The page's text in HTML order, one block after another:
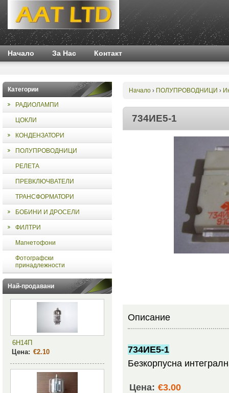
Начало За Нас Контакт
Категории
РАДИОЛАМПИ
ЦОКЛИ
КОНДЕНЗАТОРИ
ПОЛУПРОВОДНИЦИ
РЕЛЕТА
ПРЕВКЛЮЧВАТЕЛИ
ТРАНСФОРМАТОРИ
БОБИНИ И ДРОСЕЛИ
ФИЛТРИ
Магнетофони
Фотографски
принадлежности
Най-продавани
6Н14П
Цена: €2.10
Начало› ПОЛУПРОВОДНИЦИ ›
734ИЕ5-1
Описание
734ИЕ5-1
Безкорпусна
Цена: €3.00